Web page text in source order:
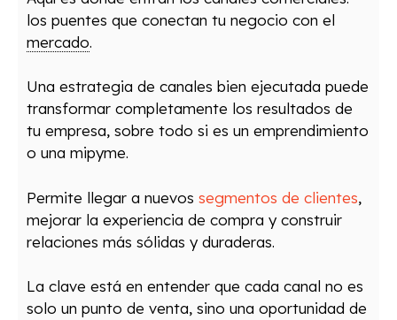
los puentes que conectan tu negocio con el
mercado.
Una estrategia de canales bien ejecutada puede
transformar completamente los resultados de
tu empresa, sobre todo si es un emprendimiento
o una mipyme.
Permite llegar a nuevos segmentos de clientes,
mejorar la experiencia de compra y construir
relaciones más sólidas y duraderas.
La clave está en entender que cada canal no es
solo un punto de venta, sino una oportunidad de